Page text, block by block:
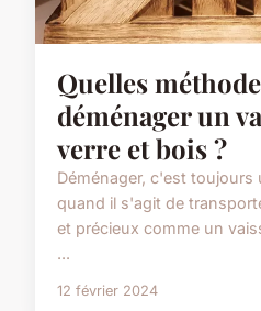
Quelles
déménager un
verre et bois ?
Déménager, c'est
quand il s'agit de
et précieux comme un
...
12 février 2024